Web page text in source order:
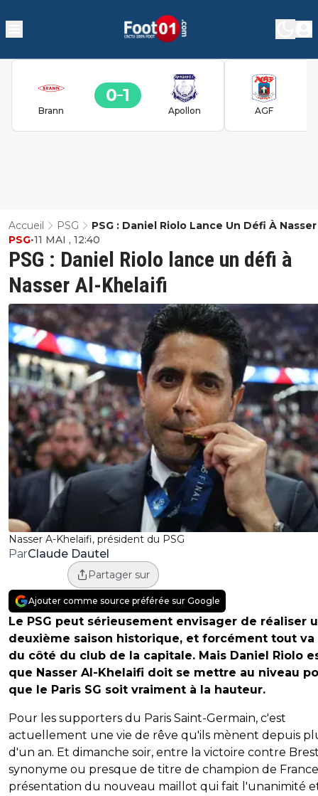
Brann
0 1
Apollon AGF
Accueil PSG
PSG : Daniel Riolo Lance Un Défi À
Khelaifi
Nasser A-Khelaifi, président du PSG
PSG : Daniel Riolo lance un défi à
Nasser Al-Khelaifi
PSG•11 MAI , 12:40
ParClaude Dautel
Partager sur
Ajouter comme source préférée sur Google
Le PSG peut sérieusement envisager de réaliser
deuxième saison historique, et forcément tout va
du côté du club de la capitale. Mais Daniel Riolo
que Nasser Al-Khelaifi doit se mettre au niveau
que le Paris SG soit vraiment à la hauteur.
Pour les supporters du Paris Saint-Germain, c'est
actuellement une vie de rêve qu'ils mènent depuis
d'un an. Et dimanche soir, entre la victoire contre
synonyme ou presque de titre de champion de
présentation du nouveau maillot qui fait l'unanimité